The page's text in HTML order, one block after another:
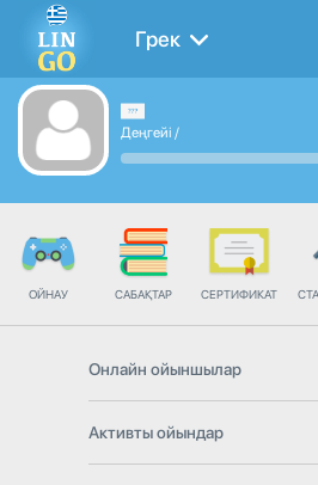
Грек
Деңгейі /
ОЙНАУ САБАҚТАР СЕРТИФИКАТ
Онлайн ойыншылар
Активты ойындар